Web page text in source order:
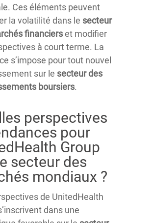
Ces éléments peuvent
la volatilité dans le secteur
financierset modifier
à court terme. La
s’impose pour tout nouvel
sur le secteur des
boursiers.
perspectives
pour
Group
secteur des
mondiaux ?
de UnitedHealth
dans une